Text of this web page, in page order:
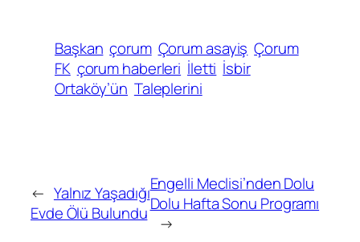
Başkan çorum Çorum asayiş Çorum
FK çorum haberleri İletti İsbir
Ortaköy’ün Taleplerini
← Yalnız Yaşadığı
Evde Ölü Bulundu
Engelli Meclisi’nden Dolu
Dolu Hafta Sonu Programı
→